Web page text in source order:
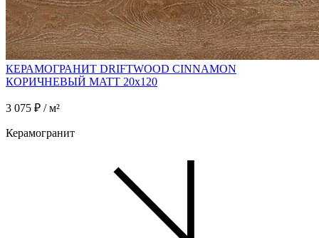
КЕРАМОГРАНИТ DRIFTWOOD CINNAMON
КОРИЧНЕВЫЙ MATT 20x120
3 075 ₽ / м²
Керамогранит